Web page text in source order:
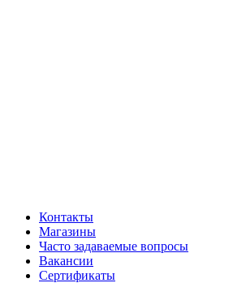
Контакты
Магазины
Часто задаваемые вопросы
Вакансии
Сертификаты